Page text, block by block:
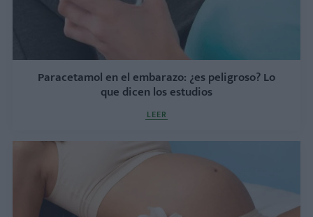
Paracetamol en el embarazo: ¿es peligroso? Lo
que dicen los estudios
LEER